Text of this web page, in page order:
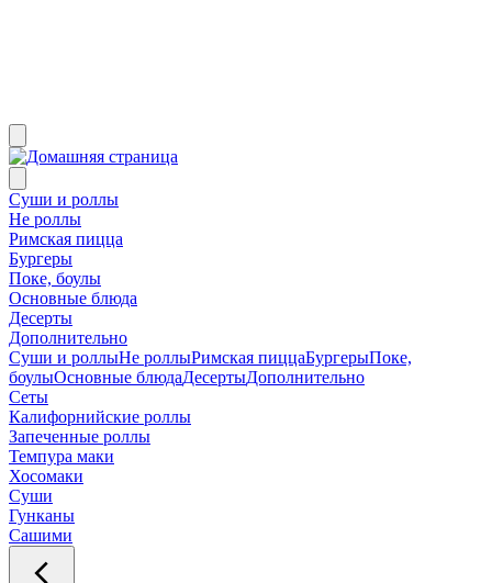
Суши и роллы
Не роллы
Римская пицца
Бургеры
Поке, боулы
Основные блюда
Десерты
Дополнительно
Суши и роллыНе роллыРимская пиццаБургерыПоке,
боулыОсновные блюдаДесертыДополнительно
Сеты
Калифорнийские роллы
Запеченные роллы
Темпура маки
Хосомаки
Суши
Гунканы
Сашими